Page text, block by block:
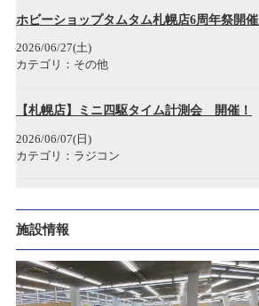
年末年始各店舗営業時間のお知らせ
2022/11/22
タムタム札幌店プラモデル展示会 「第4回 サ
お詫び
2022/07/04
クルクル秋葉原店 臨時休業のお知らせ
ホビーショップタムタム札幌店6周年祭開催
2026/06/27(土)
カテゴリ：その他
【札幌店】ミニ四駆タイム計測会 開催！
2026/06/07(日)
カテゴリ：ラジコン
2026/05/30(土)～2026/05/30(土)
カテゴリ：キャンペーン
【RC】RC MASTERS 北海道大会 開催
施設情報